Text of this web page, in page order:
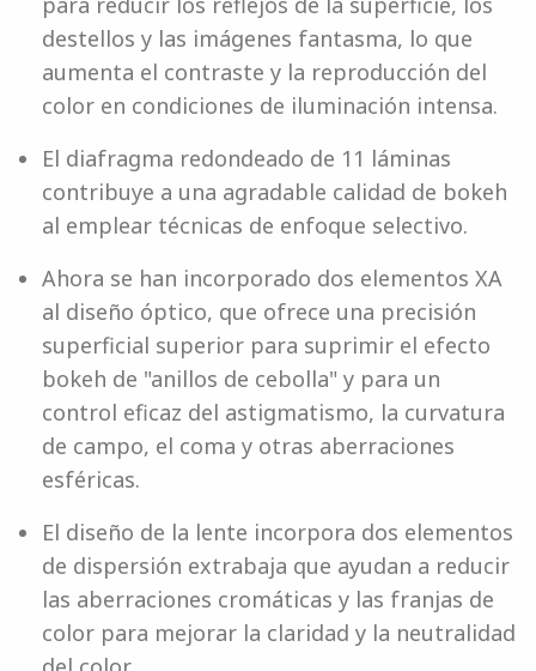
destellos y las imágenes fantasma, lo que
aumenta el contraste y la reproducción del
color en condiciones de iluminación intensa.
El diafragma redondeado de 11 láminas
contribuye a una agradable calidad de bokeh
al emplear técnicas de enfoque selectivo.
Ahora se han incorporado dos elementos XA
al diseño óptico, que ofrece una precisión
superficial superior para suprimir el efecto
bokeh de "anillos de cebolla" y para un
control eficaz del astigmatismo, la curvatura
de campo, el coma y otras aberraciones
esféricas.
El diseño de la lente incorpora dos elementos
de dispersión extrabaja que ayudan a reducir
las aberraciones cromáticas y las franjas de
color para mejorar la claridad y la neutralidad